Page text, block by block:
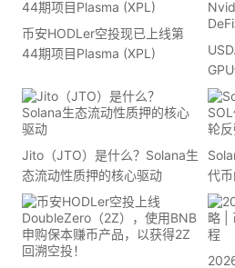
币安HODLer空投现已上线第
44期项目Plasma (XPL)
Jito（JTO）是什么？Solana生
态流动性质押的核心驱动
代
弹